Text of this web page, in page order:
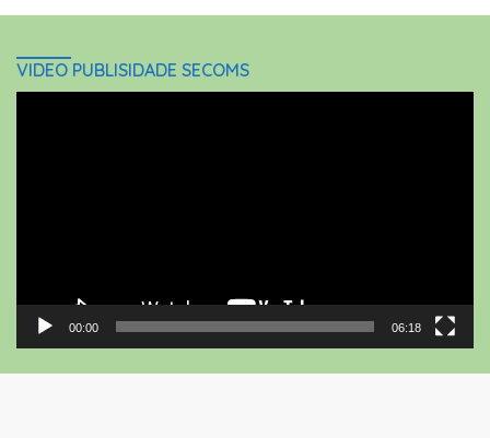
VIDEO PUBLISIDADE SECOMS
00:00 06:18